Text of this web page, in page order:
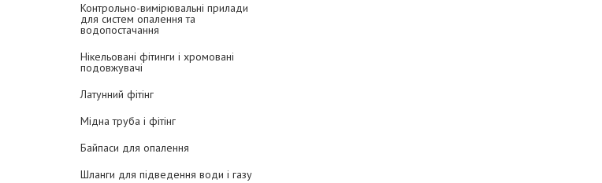
Контрольно-вимірювальні прилади
для систем опалення та
водопостачання
Нікельовані фітинги і хромовані
подовжувачі
Латунний фітінг
Мідна труба і фітінг
Байпаси для опалення
Шланги для підведення води і газу